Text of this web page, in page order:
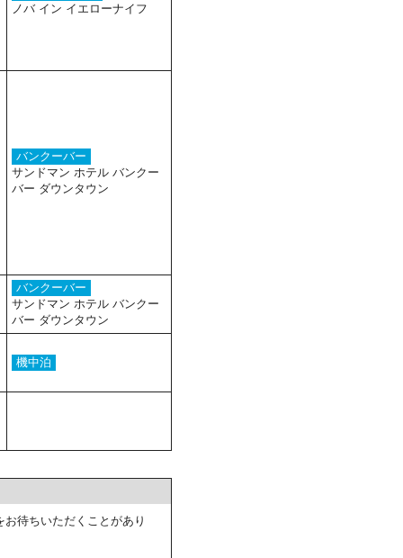
ノバ イン イエローナイフ
バンクーバー
サンドマン ホテル バンクー
バー ダウンタウン
バンクーバー
サンドマン ホテル バンクー
バー ダウンタウン
機中泊
待ちいただくことがあり